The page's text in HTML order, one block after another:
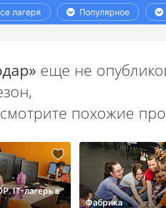
лагеря Популярное
еще не
похожие
IT-лагерь в
Фабрика